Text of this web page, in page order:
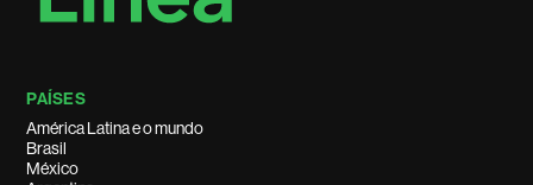
PAÍSES
América Latina e o mundo
Brasil
México